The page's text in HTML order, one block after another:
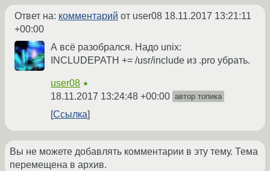
Ответ на: комментарий от user08 18.11.2017 13:21:11
+00:00
А всё разобрался. Надо unix:
INCLUDEPATH += /usr/include из .pro убрать.
user08 ★
18.11.2017 13:24:48 +00:00 автор топика
Ссылка
Вы не можете добавлять комментарии в эту тему. Тема
перемещена в архив.